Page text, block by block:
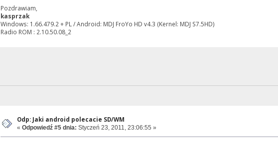
Pozdrawiam,
kasprzak
Windows: 1.66.479.2 + PL / Android: MDJ FroYo HD v4.3 (Kernel: MDJ S7.5HD)
Radio ROM : 2.10.50.08_2
Odp: Jaki android polecacie SD/WM
« Odpowiedź #5 dnia: Styczeń 23, 2011, 23:06:55 »